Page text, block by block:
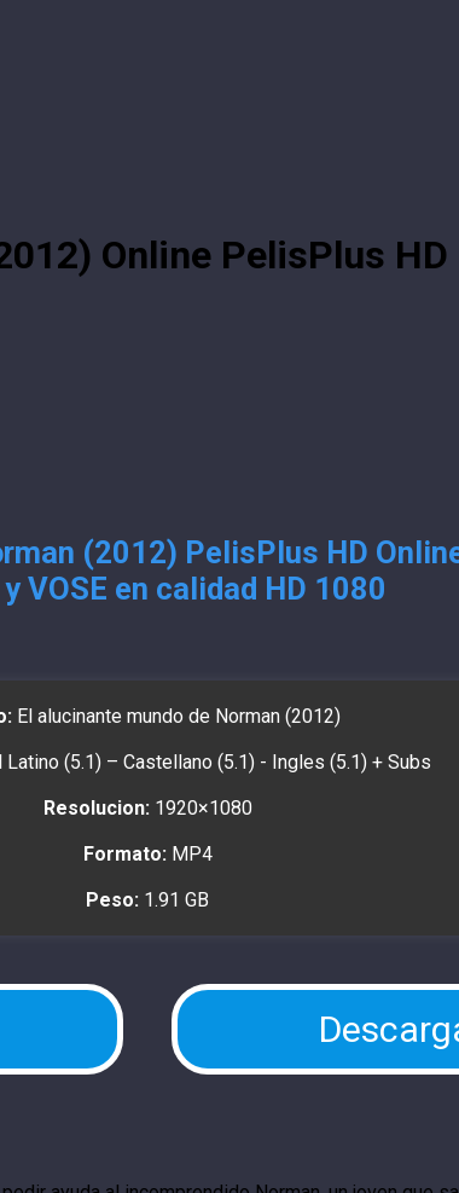
Online PelisPlus HD
(2012) PelisPlus HD
VOSE en calidad HD 1080
El alucinante mundo de Norman (2012)
Latino (5.1) – Castellano (5.1) - Ingles (5.1) + Subs
Resolucion: 1920×1080
Formato: MP4
Peso: 1.91 GB